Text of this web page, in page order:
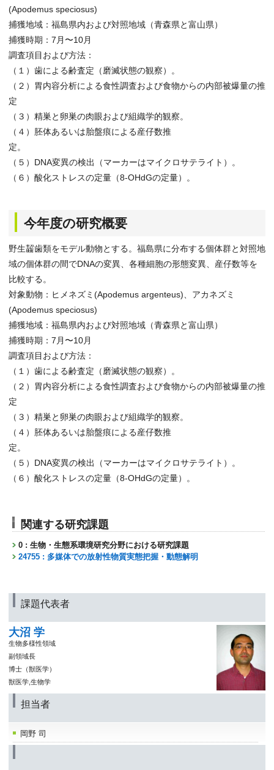
(Apodemus speciosus)
捕獲地域：福島県内および対照地域（青森県と富山県）
捕獲時期：7月〜10月
調査項目および方法：
（１）歯による齢査定（磨滅状態の観察）。
（２）胃内容分析による食性調査および食物からの内部被爆量の推
定
（３）精巣と卵巣の肉眼および組織学的観察。
（４）胚体あるいは胎盤痕による産仔数推
定。
（５）DNA変異の検出（マーカーはマイクロサテライト）。
（６）酸化ストレスの定量（8-OHdGの定量）。
今年度の研究概要
野生齧歯類をモデル動物とする。福島県に分布する個体群と対照地
域の個体群の間でDNAの変異、各種細胞の形態変異、産仔数等を
比較する。
対象動物：ヒメネズミ(Apodemus argenteus)、アカネズミ
(Apodemus speciosus)
捕獲地域：福島県内および対照地域（青森県と富山県）
捕獲時期：7月〜10月
調査項目および方法：
（１）歯による齢査定（磨滅状態の観察）。
（２）胃内容分析による食性調査および食物からの内部被爆量の推
定
（３）精巣と卵巣の肉眼および組織学的観察。
（４）胚体あるいは胎盤痕による産仔数推
定。
（５）DNA変異の検出（マーカーはマイクロサテライト）。
（６）酸化ストレスの定量（8-OHdGの定量）。
関連する研究課題
0 : 生物・生態系環境研究分野における研究課題
24755 : 多媒体での放射性物質実態把握・動態解明
課題代表者
大沼 学
生物多様性領域
副領域長
博士（獣医学）
獣医学,生物学
担当者
岡野 司